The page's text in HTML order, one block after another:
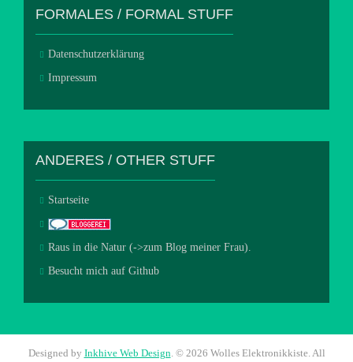
FORMALES / FORMAL STUFF
Datenschutzerklärung
Impressum
ANDERES / OTHER STUFF
Startseite
Raus in die Natur (->zum Blog meiner Frau).
Besucht mich auf Github
Designed by Inkhive Web Design © 2026 Wolles Elektronikkiste. All